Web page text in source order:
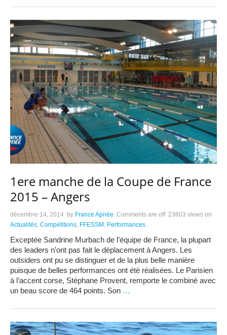
1ere manche de la Coupe de France
2015 – Angers
décembre 14, 2014 by France Apnée Comments are off 23603 views on
Actualités Compétitions FFESSM Performances
Exceptée Sandrine Murbach de l’équipe de France, la plupart
des leaders n’ont pas fait le déplacement à Angers. Les
outsiders ont pu se distinguer et de la plus belle manière
puisque de belles performances ont été réalisées. Le Parisien
à l’accent corse, Stéphane Provent, remporte le combiné avec
un beau score de 464 points. Son …